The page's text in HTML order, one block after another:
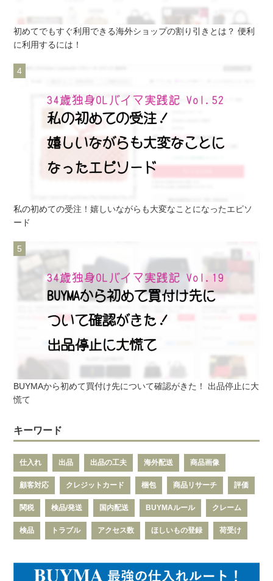
初めてでもすぐ利用できる海外ショップの割り引きとは？ 便利
に利用するには！
私の初めての受注！嬉しいながらも大変なことになったエピソ
ード
BUYMAから初めて買付け先について確認がきた！ 出品停止に大
慌て
キーワード
仕入れ 出品 出品の工夫 海外配送 商品画像
顧客対応 クレジットカード 梱包 商品リサーチ 評価
関税 検品/発送 国内配送 BUYMAルール クレーム
検品 トラブル アクセス数 ほしいもの登録 荷受け